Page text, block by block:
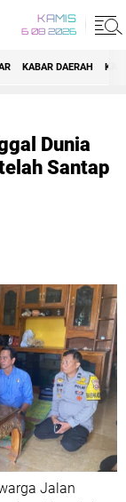
KAMIS
6 08 2026
KABAR DAERAH
Dunia
Santap
Jalan